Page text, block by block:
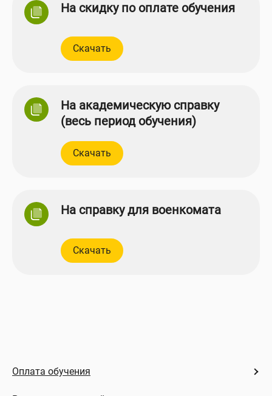
Оплата обучения
На скидку по оплате обучения
Скачать
На академическую справку
(весь период обучения)
Скачать
На справку для военкомата
Скачать